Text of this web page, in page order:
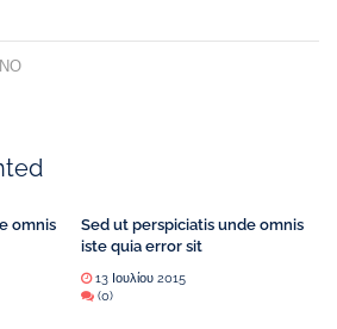
omnis
Sed ut perspiciatis unde omnis
iste quia error sit
13 Ιουλίου 2015
(0)